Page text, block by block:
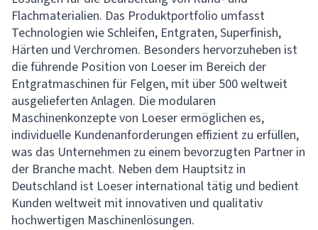
Flachmaterialien. Das Produktportfolio umfasst
Technologien wie Schleifen, Entgraten, Superfinish,
Härten und Verchromen. Besonders hervorzuheben ist
die führende Position von Loeser im Bereich der
Entgratmaschinen für Felgen, mit über 500 weltweit
ausgelieferten Anlagen. Die modularen
Maschinenkonzepte von Loeser ermöglichen es,
individuelle Kundenanforderungen effizient zu erfüllen,
was das Unternehmen zu einem bevorzugten Partner in
der Branche macht. Neben dem Hauptsitz in
Deutschland ist Loeser international tätig und bedient
Kunden weltweit mit innovativen und qualitativ
hochwertigen Maschinenlösungen.